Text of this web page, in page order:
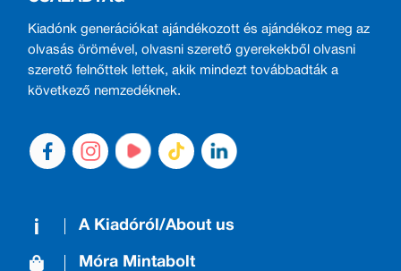
Kiadónk generációkat ajándékozott és ajándékoz meg az
olvasás örömével, olvasni szerető gyerekekből olvasni
szerető felnőttek lettek, akik mindezt továbbadták a
következő nemzedéknek.
A Kiadóról/About us
Móra Mintabolt